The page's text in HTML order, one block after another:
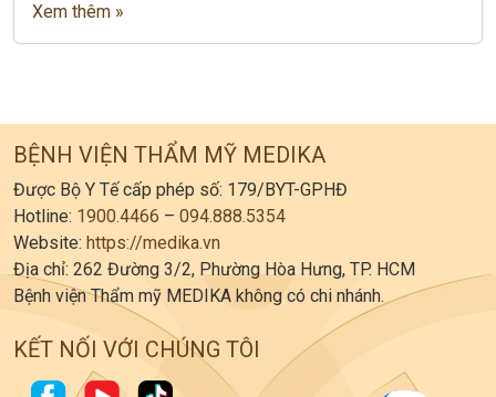
Xem thêm »
BỆNH VIỆN THẨM MỸ MEDIKA
Được Bộ Y Tế cấp phép số: 179/BYT-GPHĐ
Hotline: 1900.4466 – 094.888.5354
Website: https://medika.vn
Địa chỉ: 262 Đường 3/2, Phường Hòa Hưng, TP. HCM
Bệnh viện Thẩm mỹ MEDIKA không có chi nhánh.
KẾT NỐI VỚI CHÚNG TÔI